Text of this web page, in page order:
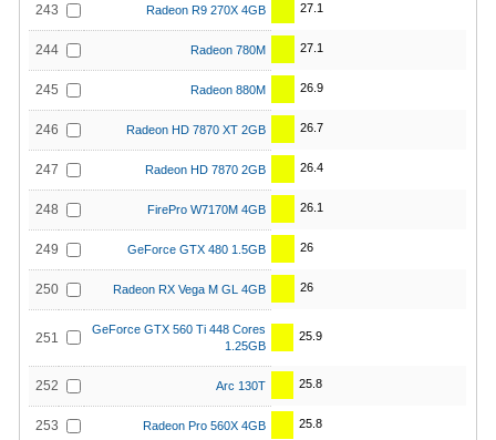
243 Radeon R9 270X 4GB 27.1
244 Radeon 780M 27.1
245 Radeon 880M 26.9
246 Radeon HD 7870 XT 2GB 26.7
247 Radeon HD 7870 2GB 26.4
248 FirePro W7170M 4GB 26.1
249 GeForce GTX 480 1.5GB 26
250 Radeon RX Vega M GL 4GB 26
251
GeForce GTX 560 Ti 448 Cores
1.25GB
25.9
252 Arc 130T 25.8
253 Radeon Pro 560X 4GB 25.8